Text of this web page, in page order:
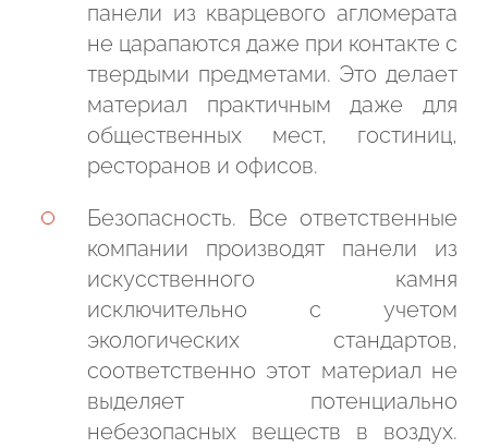
панели из кварцевого агломерата
не царапаются даже при контакте с
твердыми предметами. Это делает
материал практичным даже для
общественных мест, гостиниц,
ресторанов и офисов.
Безопасность. Все ответственные
компании производят панели из
искусственного камня
исключительно с учетом
экологических стандартов,
соответственно этот материал не
выделяет потенциально
небезопасных веществ в воздух.